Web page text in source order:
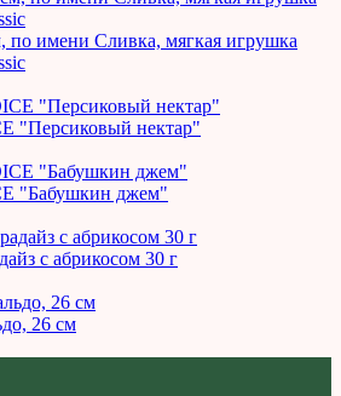
по имени Сливка, мягкая игрушка
"Персиковый нектар"
"Бабушкин джем"
с абрикосом 30 г
26 см